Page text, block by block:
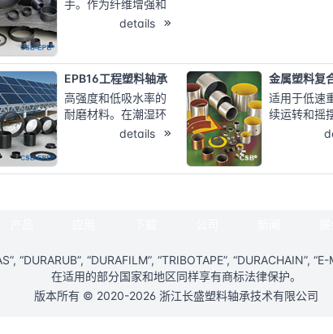
手。作为纤维增强和
润滑的结合材料，可
130℃； 适合中高载
荷，通用性好；
details
EPB16工程塑料轴承
高强度和低吸水率的
耐磨材料。在潮湿环
境中仍能保持 良好的
度：-40℃/+130℃；
details
适用于低速
续运转和摇
下无法加油
维修和保养
“DURARUB”, “DURAFILM”, “TRIBOTAPE”, “DURACHAIN”,
在适用的部分国家和地区同样享有商标法律保护。
版本所有 © 2020-2026 浙江长盛塑料轴承技术有限公司